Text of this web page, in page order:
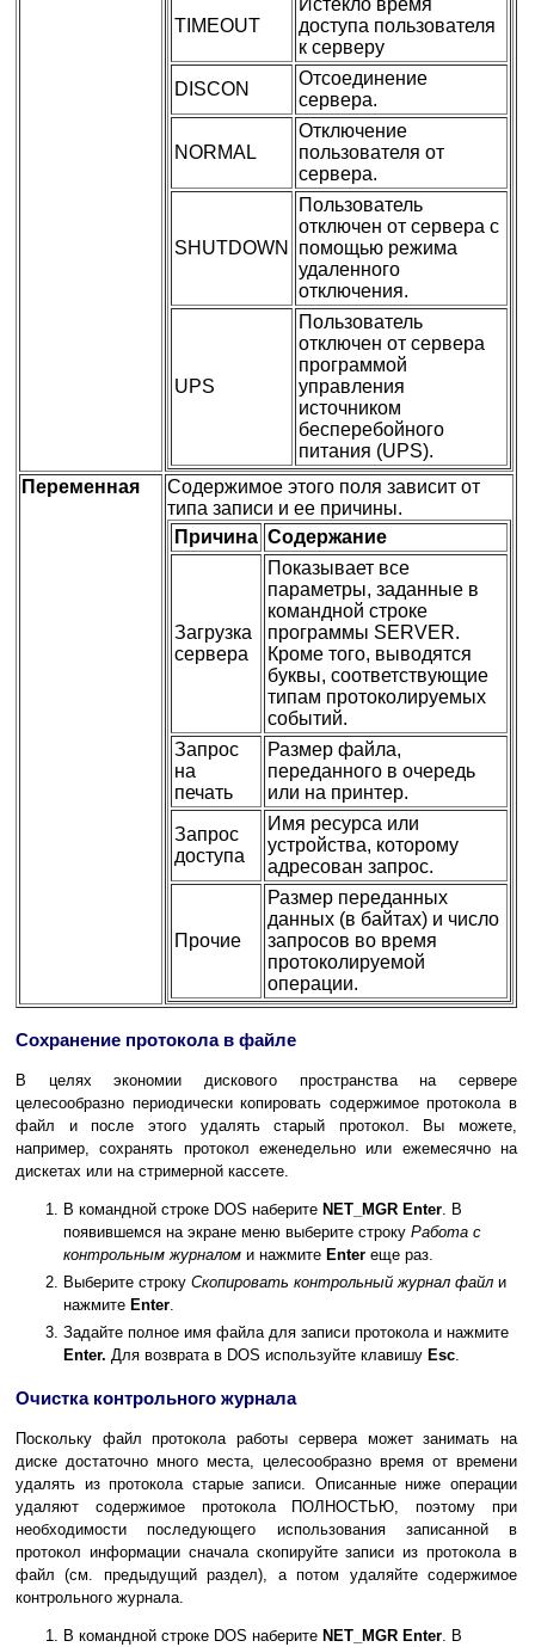
TIMEOUT
Истекло время
доступа пользователя
к серверу
DISCON
Отсоединение
сервера.
NORMAL
Отключение
пользователя от
сервера.
SHUTDOWN
Пользователь
отключен от сервера с
помощью режима
удаленного
отключения.
UPS
Пользователь
отключен от сервера
программой
управления
источником
бесперебойного
питания (UPS).
Переменная
Содержимое этого поля зависит от
типа записи и ее причины.
Причина Содержание
Загрузка
сервера
Показывает все
параметры, заданные в
командной строке
программы SERVER.
Кроме того, выводятся
буквы, соответствующие
типам протоколируемых
событий.
Запрос
на
печать
Размер файла,
переданного в очередь
или на принтер.
Запрос
доступа
Имя ресурса или
устройства, которому
адресован запрос.
Прочие
Размер переданных
данных (в байтах) и число
запросов во время
протоколируемой
операции.
Сохранение протокола в файле
В целях экономии дискового пространства на сервере
целесообразно периодически копировать содержимое протокола в
файл и после этого удалять старый протокол. Вы можете,
например, сохранять протокол еженедельно или ежемесячно на
дискетах или на стримерной кассете.
В командной строке DOS наберите NET_MGR Enter. В
появившемся на экране меню выберите строку Работа с
контрольным журналом и нажмите Enter еще раз.
Выберите строку Скопировать контрольный журнал файл и
нажмите Enter.
Задайте полное имя файла для записи протокола и нажмите
Enter. Для возврата в DOS используйте клавишу Esc.
Очистка контрольного журнала
Поскольку файл протокола работы сервера может занимать на
диске достаточно много места, целесообразно время от времени
удалять из протокола старые записи. Описанные ниже операции
удаляют содержимое протокола ПОЛНОСТЬЮ, поэтому при
необходимости последующего использования записанной в
протокол информации сначала скопируйте записи из протокола в
файл (см. предыдущий раздел), а потом удаляйте содержимое
контрольного журнала.
В командной строке DOS наберите NET_MGR Enter. В